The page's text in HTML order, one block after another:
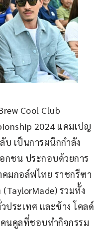
Cool Club
2024 แคมเปญ
บ เป็นการผนึกกำลัง
กชน ประกอบด้วยการ
คมกอล์ฟไทย ราชกรีฑา
รวมทั้ง
ระเทศ และช้าง โคลด์
นคูลที่ชอบทำกิจกรรม